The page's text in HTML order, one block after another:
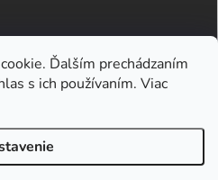
Ďalším prechádzaním
s ich používaním. Viac